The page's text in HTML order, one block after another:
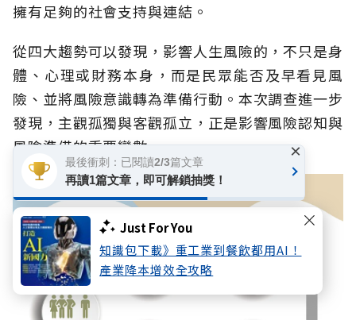
Just For You
知識包下載》重工業到餐飲都用AI！
產業降本增效全攻略
擁有足夠的社會支持與連結。
從四大趨勢可以發現，影響人生風險的，不只是身
體、心理或財務本身，而是民眾能否及早看見風
險、並將風險意識轉為準備行動。本次調查進一步
發現，主觀孤獨與客觀孤立，正是影響風險認知與
風險準備的重要變數。
最後衝刺：已閱讀2/3篇文章
再讀1篇文章，即可解鎖抽獎！
×